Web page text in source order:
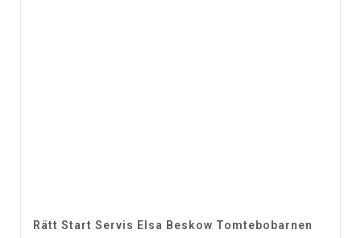
Rätt Start Servis Elsa Beskow Tomtebobarnen